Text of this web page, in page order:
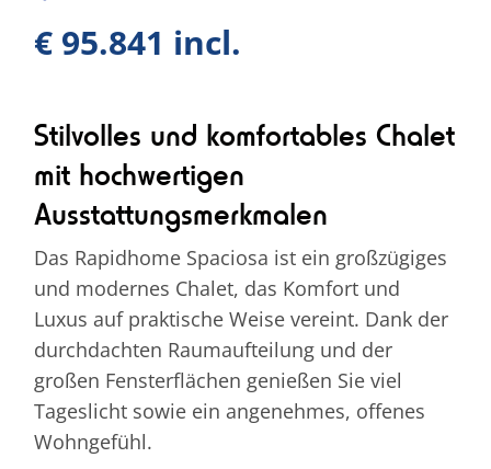
€ 95.841 incl.
Stilvolles und komfortables Chalet
mit hochwertigen
Ausstattungsmerkmalen
Das Rapidhome Spaciosa ist ein großzügiges
und modernes Chalet, das Komfort und
Luxus auf praktische Weise vereint. Dank der
durchdachten Raumaufteilung und der
großen Fensterflächen genießen Sie viel
Tageslicht sowie ein angenehmes, offenes
Wohngefühl.